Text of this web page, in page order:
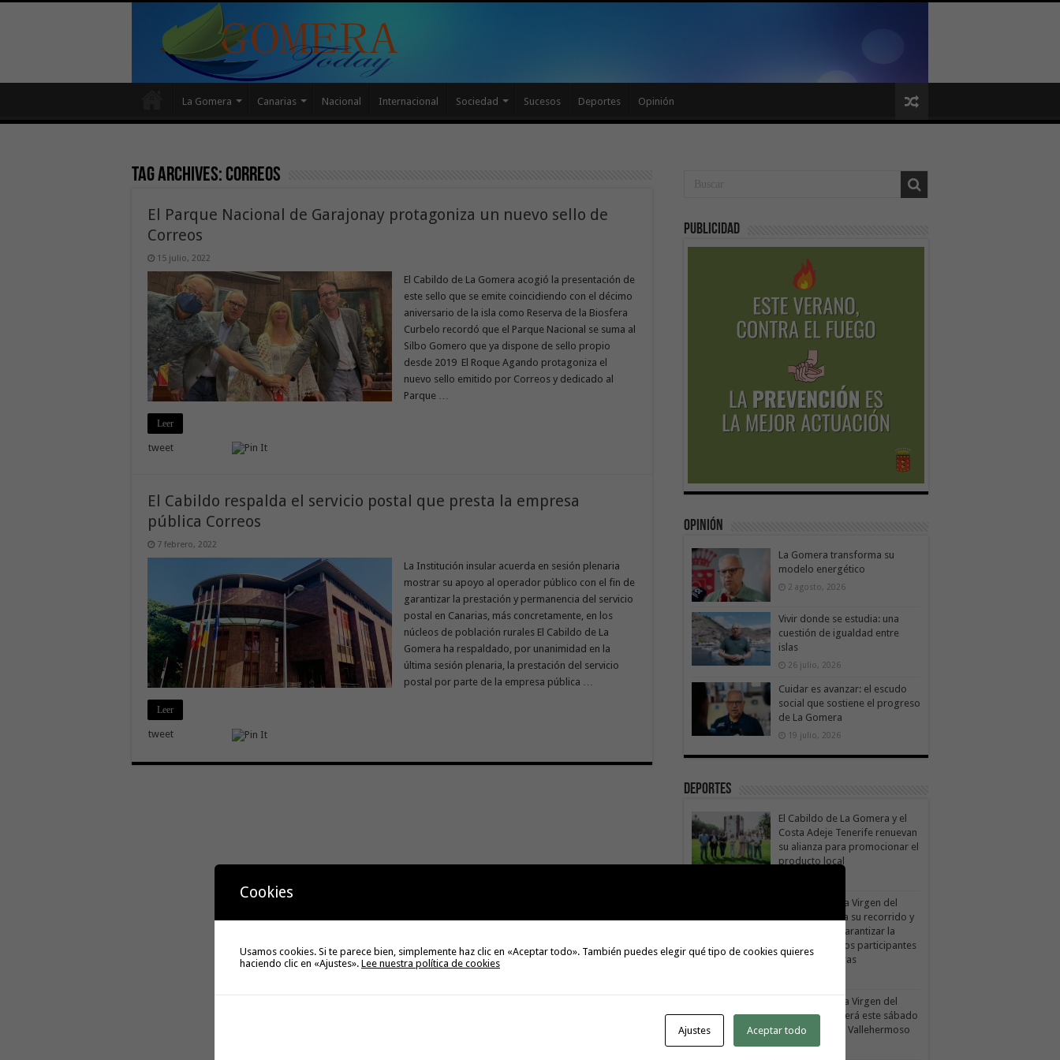
La Gomera Canarias Nacional Internacional Sociedad Sucesos Deportes Opinión
Tag Archives: correos
El Parque Nacional de Garajonay protagoniza un nuevo sello de
Correos
15 julio, 2022
El Cabildo de La Gomera acogió la presentación de
este sello que se emite coincidiendo con el décimo
aniversario de la isla como Reserva de la Biosfera
Curbelo recordó que el Parque Nacional se suma al
Silbo Gomero que ya dispone de sello propio
desde 2019 El Roque Agando protagoniza el
nuevo sello emitido por Correos y dedicado al
Parque …
Leer
tweet
El Cabildo respalda el servicio postal que presta la empresa
pública Correos
7 febrero, 2022
La Institución insular acuerda en sesión plenaria
mostrar su apoyo al operador público con el fin de
garantizar la prestación y permanencia del servicio
postal en Canarias, más concretamente, en los
núcleos de población rurales El Cabildo de La
Gomera ha respaldado, por unanimidad en la
última sesión plenaria, la prestación del servicio
postal por parte de la empresa pública …
Leer
tweet
Publicidad
Opinión
La Gomera transforma su
modelo energético
2 agosto, 2026
Vivir donde se estudia: una
cuestión de igualdad entre
islas
26 julio, 2026
Cuidar es avanzar: el escudo
social que sostiene el progreso
de La Gomera
19 julio, 2026
Deportes
El Cabildo de La Gomera y el
Costa Adeje Tenerife renuevan
su alianza para promocionar el
producto local
La X Cicloturista Virgen del
Carmen adapta su recorrido y
horario para garantizar la
seguridad de los participantes
ante la alerta por altas temperaturas
La X Cicloturista Virgen del
Carmen recorrerá este sábado
los paisajes de Vallehermoso
30 julio, 2026
Cookies
Usamos cookies. Si te parece bien, simplemente haz clic en «Aceptar todo». También puedes elegir qué tipo de cookies quieres
haciendo clic en «Ajustes». Lee nuestra política de cookies
Ajustes Aceptar todo